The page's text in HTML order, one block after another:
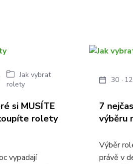
si MUSÍTE
rolety
Jak vybrat
rolety
vypadají
7
výběru
30 12
Výběr
právě v